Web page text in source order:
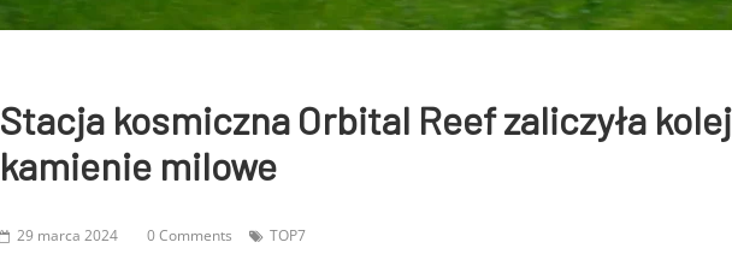
Stacja kosmiczna Orbital Reef zaliczyła
kamienie milowe
29 marca 2024 0 Comments TOP7